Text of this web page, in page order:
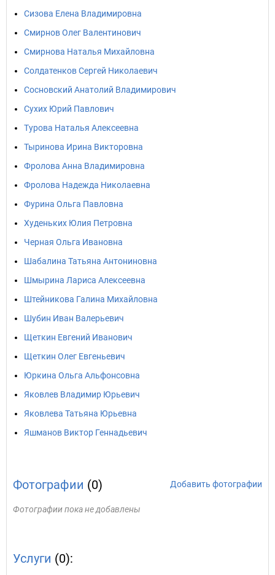
Сизова Елена Владимировна
Смирнов Олег Валентинович
Смирнова Наталья Михайловна
Солдатенков Сергей Николаевич
Сосновский Анатолий Владимирович
Сухих Юрий Павлович
Турова Наталья Алексеевна
Тыринова Ирина Викторовна
Фролова Анна Владимировна
Фролова Надежда Николаевна
Фурина Ольга Павловна
Худеньких Юлия Петровна
Черная Ольга Ивановна
Шабалина Татьяна Антониновна
Шмырина Лариса Алексеевна
Штейникова Галина Михайловна
Шубин Иван Валерьевич
Щеткин Евгений Иванович
Щеткин Олег Евгеньевич
Юркина Ольга Альфонсовна
Яковлев Владимир Юрьевич
Яковлева Татьяна Юрьевна
Яшманов Виктор Геннадьевич
Фотографии (0) Добавить фотографии
Фотографии пока не добавлены
Услуги (0):